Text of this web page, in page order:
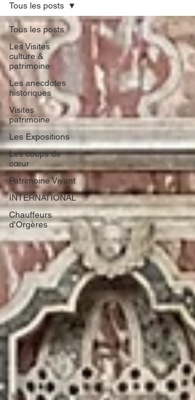
Tous les posts
Les Visites
culture &
patrimoine
Les anecdotes
historiques
Visites
patrimoine
Les Expositions
Les coups de
cœur
Patrimoine Vivant
INTERNATIONAL
Chauffeurs
d'Orgères
Tous les posts